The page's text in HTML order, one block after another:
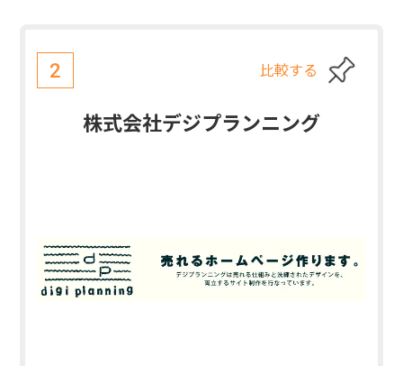
2 比較する
株式会社デジプランニング